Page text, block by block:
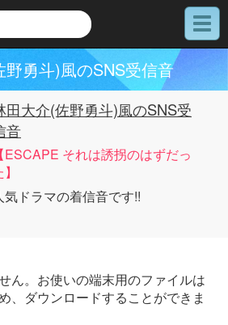
メ
ニ
野勇斗)風のSNS受信音
田大介(佐野勇斗)風のSNS受
音
【ESCAPE それは誘拐のはずだっ
気ドラマの着信音です!!
ん。お使いの端末用のファイルは
、ダウンロードすることができま